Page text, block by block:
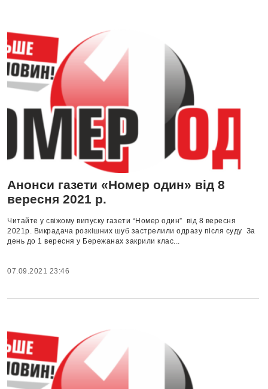
Анонси газети «Номер один» від 8
вересня 2021 р.
Читайте у свіжому випуску газети “Номер один” від 8 вересня
2021р. Викрадача розкішних шуб застрелили одразу після суду За
день до 1 вересня у Бережанах закрили клас...
07.09.2021 23:46